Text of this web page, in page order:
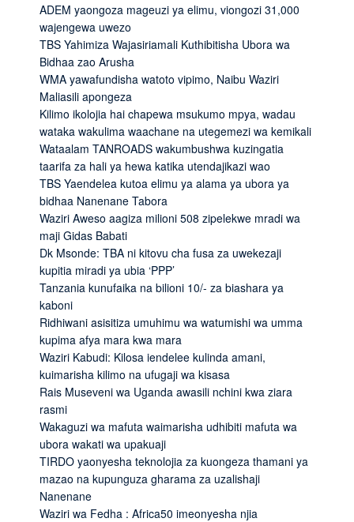
ADEM yaongoza mageuzi ya elimu, viongozi 31,000
wajengewa uwezo
TBS Yahimiza Wajasiriamali Kuthibitisha Ubora wa
Bidhaa zao Arusha
WMA yawafundisha watoto vipimo, Naibu Waziri
Maliasili apongeza
Kilimo ikolojia hai chapewa msukumo mpya, wadau
wataka wakulima waachane na utegemezi wa kemikali
Wataalam TANROADS wakumbushwa kuzingatia
taarifa za hali ya hewa katika utendajikazi wao
TBS Yaendelea kutoa elimu ya alama ya ubora ya
bidhaa Nanenane Tabora
Waziri Aweso aagiza milioni 508 zipelekwe mradi wa
maji Gidas Babati
Dk Msonde: TBA ni kitovu cha fusa za uwekezaji
kupitia miradi ya ubia ‘PPP’
Tanzania kunufaika na bilioni 10/- za biashara ya
kaboni
Ridhiwani asisitiza umuhimu wa watumishi wa umma
kupima afya mara kwa mara
Waziri Kabudi: Kilosa iendelee kulinda amani,
kuimarisha kilimo na ufugaji wa kisasa
Rais Museveni wa Uganda awasili nchini kwa ziara
rasmi
Wakaguzi wa mafuta waimarisha udhibiti mafuta wa
ubora wakati wa upakuaji
TIRDO yaonyesha teknolojia za kuongeza thamani ya
mazao na kupunguza gharama za uzalishaji
Nanenane
Waziri wa Fedha : Africa50 imeonyesha njia